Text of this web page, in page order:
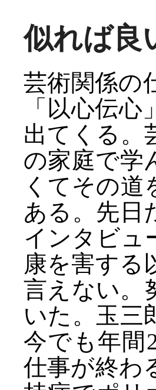
似れば良
芸術関係の
「以心伝
出てくる。
の家庭で学
くてその
ある。先日
インタビュ
康を害する
言えない。
いた。玉三
今でも年間
仕事が終わ